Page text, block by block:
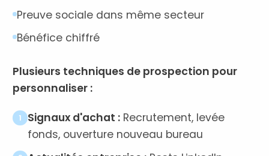
Preuve sociale dans même secteur
Bénéfice chiffré
Plusieurs techniques de prospection pour
personnaliser :
1 Signaux d'achat :Recrutement, levée
fonds, ouverture nouveau bureau